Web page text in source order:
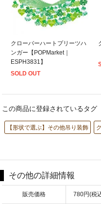
クローバーハートプリーツハ
ンガー【POPMarket｜
ESPH3831】
SOLD OUT
この商品に登録されているタグ
【形状で選ぶ】その他吊り装飾
その他の詳細情報
販売価格 780円(税